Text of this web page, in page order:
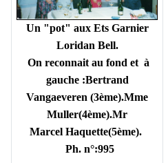
Un "pot" aux Ets Garnier
Loridan Bell.
On reconnait au fond et à
gauche :Bertrand
Vangaeveren (3ème).Mme
Muller(4ème).Mr
Marcel Haquette(5ème).
Ph. n°:995